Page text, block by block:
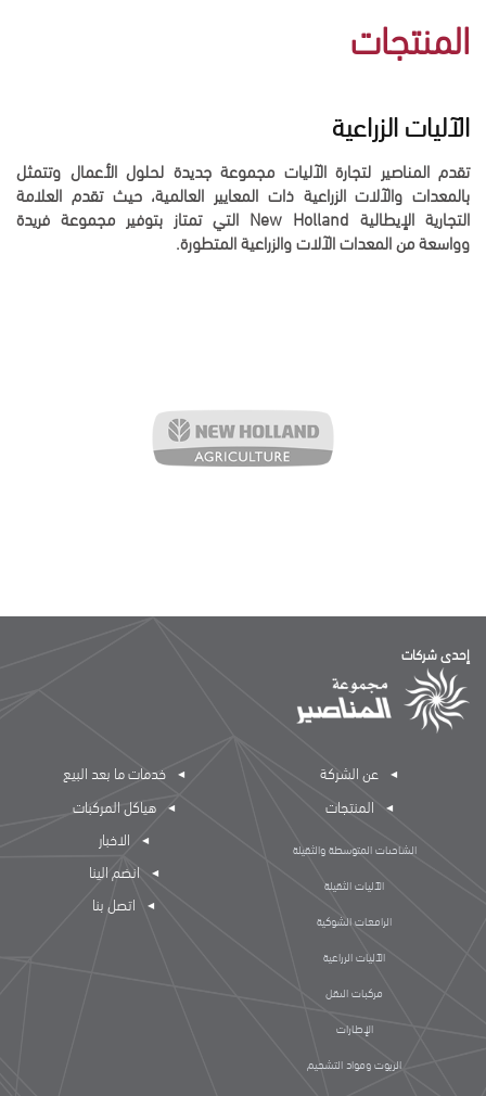
المنتجات
الآليات الزراعية
تقدم المناصير لتجارة الآليات مجموعة جديدة لحلول الأعمال وتتمثل
بالمعدات والآلات الزراعية ذات المعايير العالمية، حيث تقدم العلامة
التجارية الإيطالية New Holland التي تمتاز بتوفير مجموعة فريدة
وواسعة من المعدات الآلات والزراعية المتطورة.
إحدى شركات
عن الشركة
المنتجات
الشاحنات المتوسطة والثقيلة
الآليات الثقيلة
الرافعات الشوكية
الآليات الزراعية
مركبات النقل
الإطارات
الزيوت ومواد التشحيم
خدمات ما بعد البيع
هياكل المركبات
الاخبار
انضم الينا
اتصل بنا